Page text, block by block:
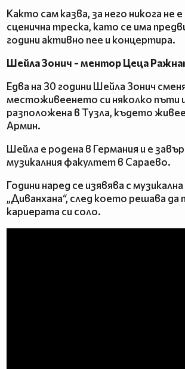
Както сам казва, за него никога не
сценична треска, като се има
години активно пее и концертира.
Шейла Зонич - ментор Цеца
Едва на 30 години Шейла Зонич
местоживеенето си няколко пъти
разположена в Тузла, където живее
Армин.
Шейла е родена в Германия и е
музикалния факултет в Сараево.
Години наред се изявява с музикална
„Диванхана“, след което решава да
кариерата си соло.